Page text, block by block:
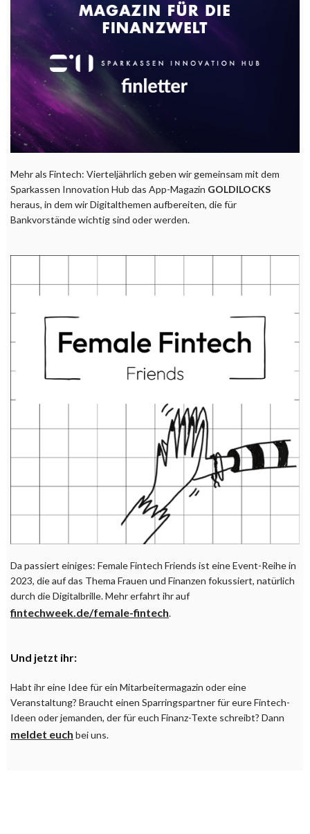
Mehr als Fintech: Vierteljährlich geben wir gemeinsam mit dem
Sparkassen Innovation Hub das App-Magazin GOLDILOCKS
heraus, in dem wir Digitalthemen aufbereiten, die für
Bankvorstände wichtig sind oder werden.
Da passiert einiges: Female Fintech Friends ist eine Event-Reihe in
2023, die auf das Thema Frauen und Finanzen fokussiert, natürlich
durch die Digitalbrille. Mehr erfahrt ihr auf
fintechweek.de/female-fintech.
Und jetzt ihr:
Habt ihr eine Idee für ein Mitarbeitermagazin oder eine
Veranstaltung? Braucht einen Sparringspartner für eure Fintech-
Ideen oder jemanden, der für euch Finanz-Texte schreibt? Dann
meldet euch bei uns.